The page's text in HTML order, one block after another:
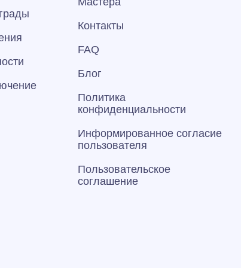
Контакты
FAQ
Блог
Политика
конфиденциальности
Информированное согласие
пользователя
Пользовательское
соглашение